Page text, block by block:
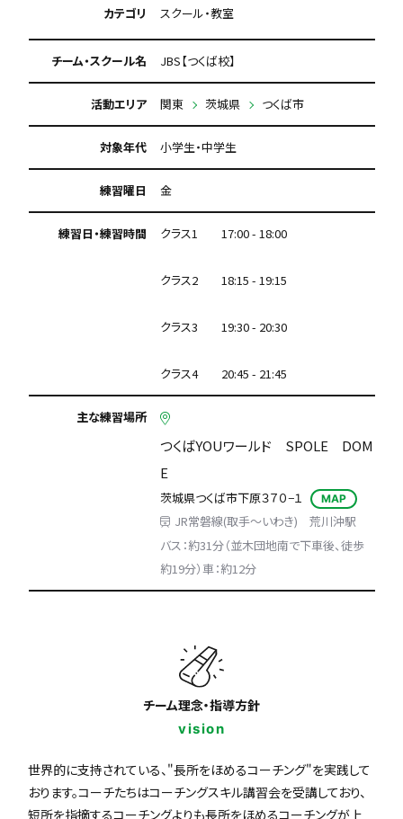
カテゴリ スクール・教室
チーム・スクール名 JBS【つくば校】
活動エリア 関東 茨城県 つくば市
対象年代 小学生・中学生
練習曜日 金
練習日・練習時間 クラス1 17:00 - 18:00
クラス2 18:15 - 19:15
クラス3 19:30 - 20:30
クラス4 20:45 - 21:45
主な練習場所
つくばYOUワールド SPOLE DOM
E
茨城県つくば市下原３７０−１ MAP
JR常磐線(取手～いわき) 荒川沖駅
バス：約31分（並木団地南で下車後、徒歩
約19分）車：約12分
チーム理念・指導方針
vision
世界的に支持されている、"長所をほめるコーチング"を実践して
おります。コーチたちはコーチングスキル講習会を受講しており、
短所を指摘するコーチングよりも長所をほめるコーチングが上